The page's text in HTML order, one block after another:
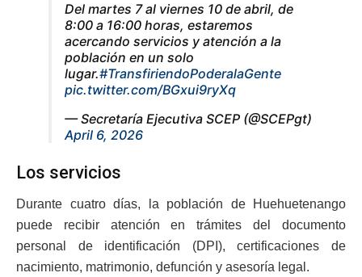
Del martes 7 al viernes 10 de abril, de
8:00 a 16:00 horas, estaremos
acercando servicios y atención a la
población en un solo
lugar.#TransfiriendoPoderalaGente
pic.twitter.com/BGxui9ryXq
— Secretaría Ejecutiva SCEP (@SCEPgt)
April 6, 2026
Los servicios
Durante cuatro días, la población de Huehuetenango
puede recibir atención en trámites del documento
personal de identificación (DPI), certificaciones de
nacimiento, matrimonio, defunción y asesoría legal.